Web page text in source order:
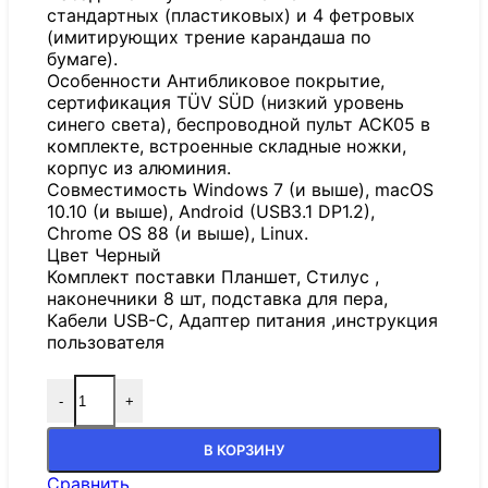
стандартных (пластиковых) и 4 фетровых
(имитирующих трение карандаша по
бумаге).
Особенности Антибликовое покрытие,
сертификация TÜV SÜD (низкий уровень
синего света), беспроводной пульт ACK05 в
комплекте, встроенные складные ножки,
корпус из алюминия.
Совместимость Windows 7 (и выше), macOS
10.10 (и выше), Android (USB3.1 DP1.2),
Chrome OS 88 (и выше), Linux.
Цвет Черный
Комплект поставки Планшет, Стилус ,
наконечники 8 шт, подставка для пера,
Кабели USB-C, Адаптер питания ,инструкция
пользователя
- +
В КОРЗИНУ